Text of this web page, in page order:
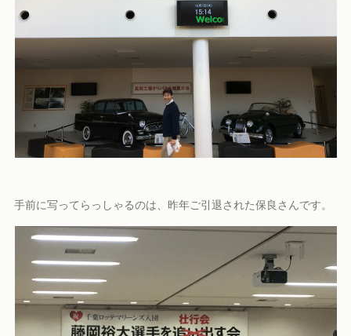
手前に写ってらっしゃるのは、昨年ご引退された保良さんです。